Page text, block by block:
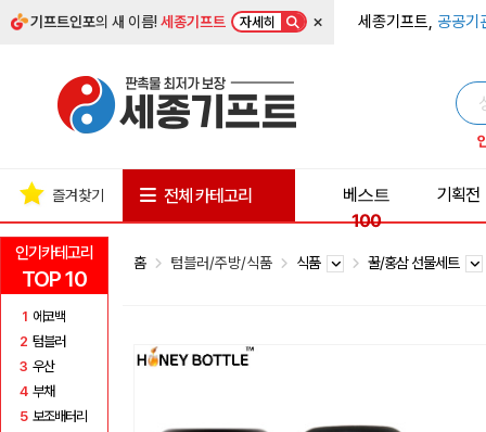
기프트인포의 새 이름!세종기프트 자세히 × 세종기프트, 공공기
인기카테고리
TOP 10
1 에코백
2 텀블러
3 우산
4 부채
5 보조배터리
즐겨찾기 전체 카테고리
베스트
100
기획전
홈 텀블러/주방/식품 식품 꿀/홍삼 선물세트